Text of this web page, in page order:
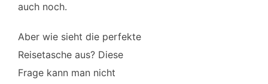
auch noch.
Aber wie sieht die perfekte
Reisetasche aus? Diese
Frage kann man nicht